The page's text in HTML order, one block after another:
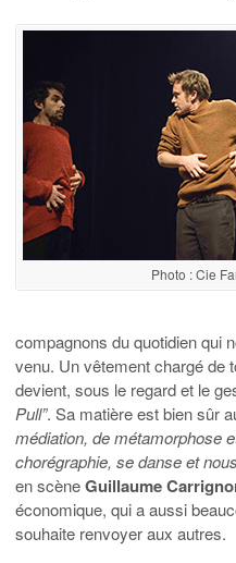
Photo : Cie
compagnons du quotidien qui
venu. Un vêtement chargé de
devient, sous le regard et le
Pull”. Sa matière est bien sûr
médiation, de métamorphose
chorégraphie, se danse et
en scèneGuillaume
économique, qui a aussi
souhaite renvoyer aux autres.